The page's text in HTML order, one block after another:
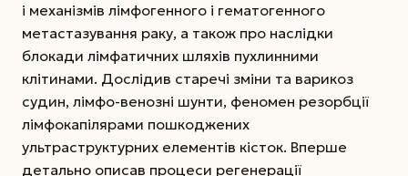
і механізмів лімфогенного і гематогенного
метастазування раку, а також про наслідки
блокади лімфатичних шляхів пухлинними
клітинами. Дослідив старечі зміни та варикоз
судин, лімфо-венозні шунти, феномен резорбції
лімфокапілярами пошкоджених
ультраструктурних елементів кісток. Вперше
детально описав процеси регенерації